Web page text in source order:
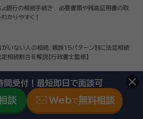
ょ銀行の相続手続き 必要書類や残高証明書の取
かりやすく！
がいない人の相続、親族15パターン別に法定相続
定相続割合を解説【行政書士監修】
請書の書き方は？記載例や必要書類、作成のポイン
説
受付！最短即日で面談可
談 Webで無料相談